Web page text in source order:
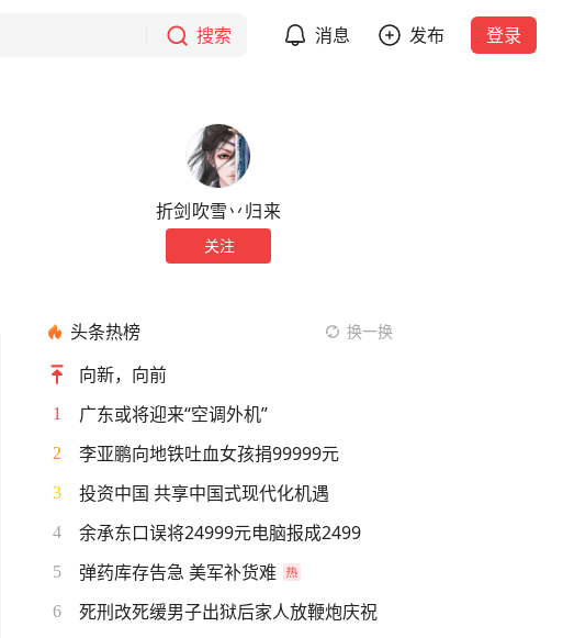
搜索 消息 发布 登录
折剑吹雪丷归来
关注
头条热榜 换一换
向新，向前
1 广东或将迎来“空调外机”
2 李亚鹏向地铁吐血女孩捐99999元
3 投资中国 共享中国式现代化机遇
4 余承东口误将24999元电脑报成2499
5 弹药库存告急 美军补货难
6 死刑改死缓男子出狱后家人放鞭炮庆祝